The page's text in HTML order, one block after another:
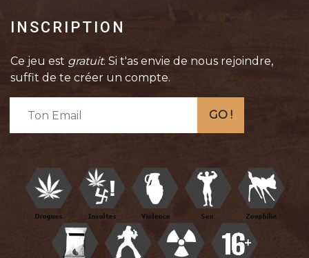
INSCRIPTION
Ce jeu est gratuit. Si t'as envie de nous rejoindre,
suffit de te créer un compte.
GO !